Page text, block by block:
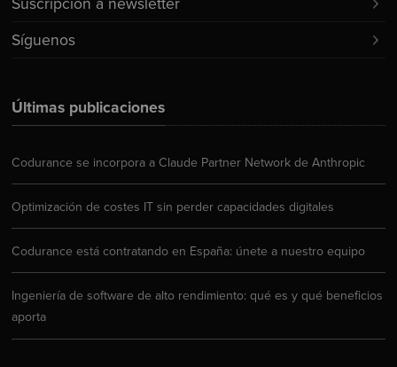
Últimas publicaciones
Codurance se incorpora a Claude Partner Network de Anthropic
Optimización de costes IT sin perder capacidades digitales
Codurance está contratando en España: únete a nuestro equipo
Ingeniería de software de alto rendimiento: qué es y qué beneficios
aporta
Suscripción a newsletter
Síguenos